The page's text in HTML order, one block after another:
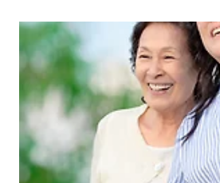
강철은 여리를 향한 마음을 숨기지 않았고, “내 곁
라”라는 한마디에 명대사 나오며 마음이 흔들리기
팔척귀는 누구인가-왕가의 원한귀악귀가 아닌 원
품고 죽은 혼령. 여리는 이 원한을 풀어줘야 사태가
침내 그 ..